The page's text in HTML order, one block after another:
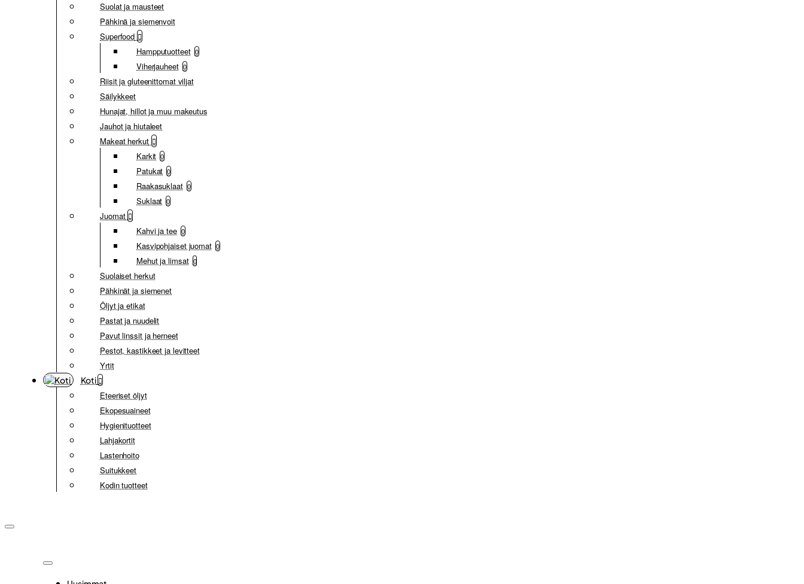
Suolat ja mausteet
Pähkinä ja siemenvoit
Superfood
Hampputuotteet 0
Viherjauheet 0
Riisit ja gluteenittomat viljat
Säilykkeet
Hunajat, hillot ja muu makeutus
Jauhot ja hiutaleet
Makeat herkut
Karkit 0
Patukat 0
Raakasuklaat 0
Suklaat 0
Juomat
Kahvi ja tee 0
Kasvipohjaiset juomat 0
Mehut ja limsat 0
Suolaiset herkut
Pähkinät ja siemenet
Öljyt ja etikat
Pastat ja nuudelit
Pavut linssit ja herneet
Pestot, kastikkeet ja levitteet
Yrtit
Koti
Eteeriset öljyt
Ekopesuaineet
Hygienituotteet
Lahjakortit
Lastenhoito
Suitukkeet
Kodin tuotteet